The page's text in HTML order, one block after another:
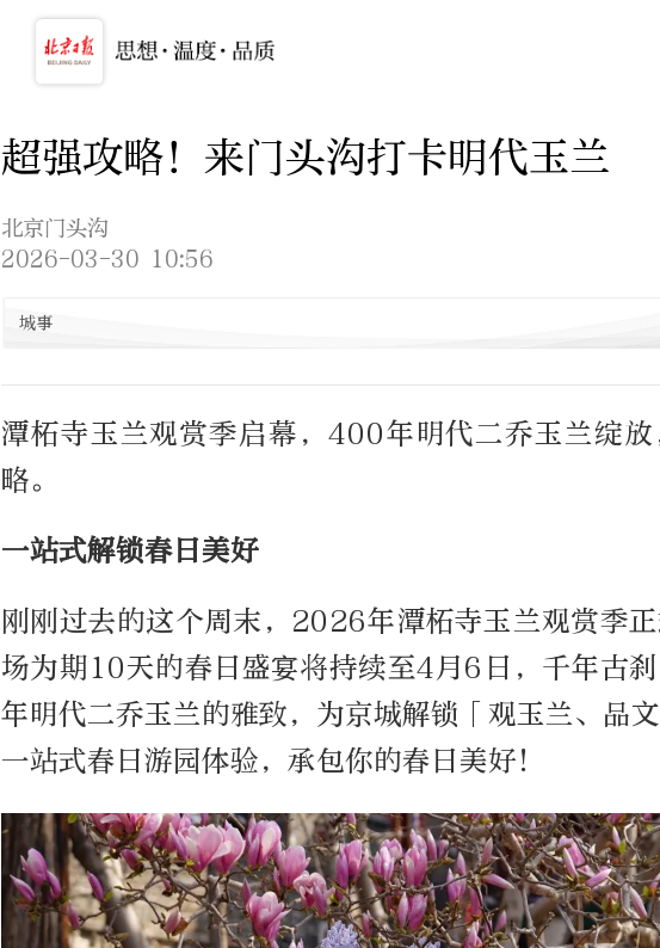
超强攻略！来门头沟打卡明代玉兰
北京门头沟
2026-03-30 10:56
城事
潭柘寺玉兰观赏季启幕，400年明代二乔玉兰绽
略。
一站式解锁春日美好
刚刚过去的这个周末，2026年潭柘寺玉兰观赏季
场为期10天的春日盛宴将持续至4月6日，千年古
年明代二乔玉兰的雅致，为京城解锁「观玉兰、品
一站式春日游园体验，承包你的春日美好！